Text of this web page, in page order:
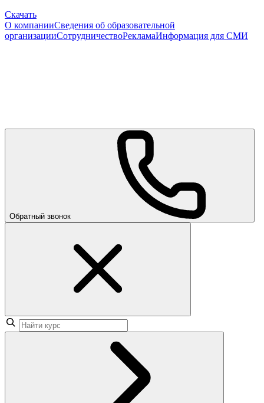
Скачать
О компанииСведения об образовательной
организацииСотрудничествоРекламаИнформация для СМИ
Обратный звонок